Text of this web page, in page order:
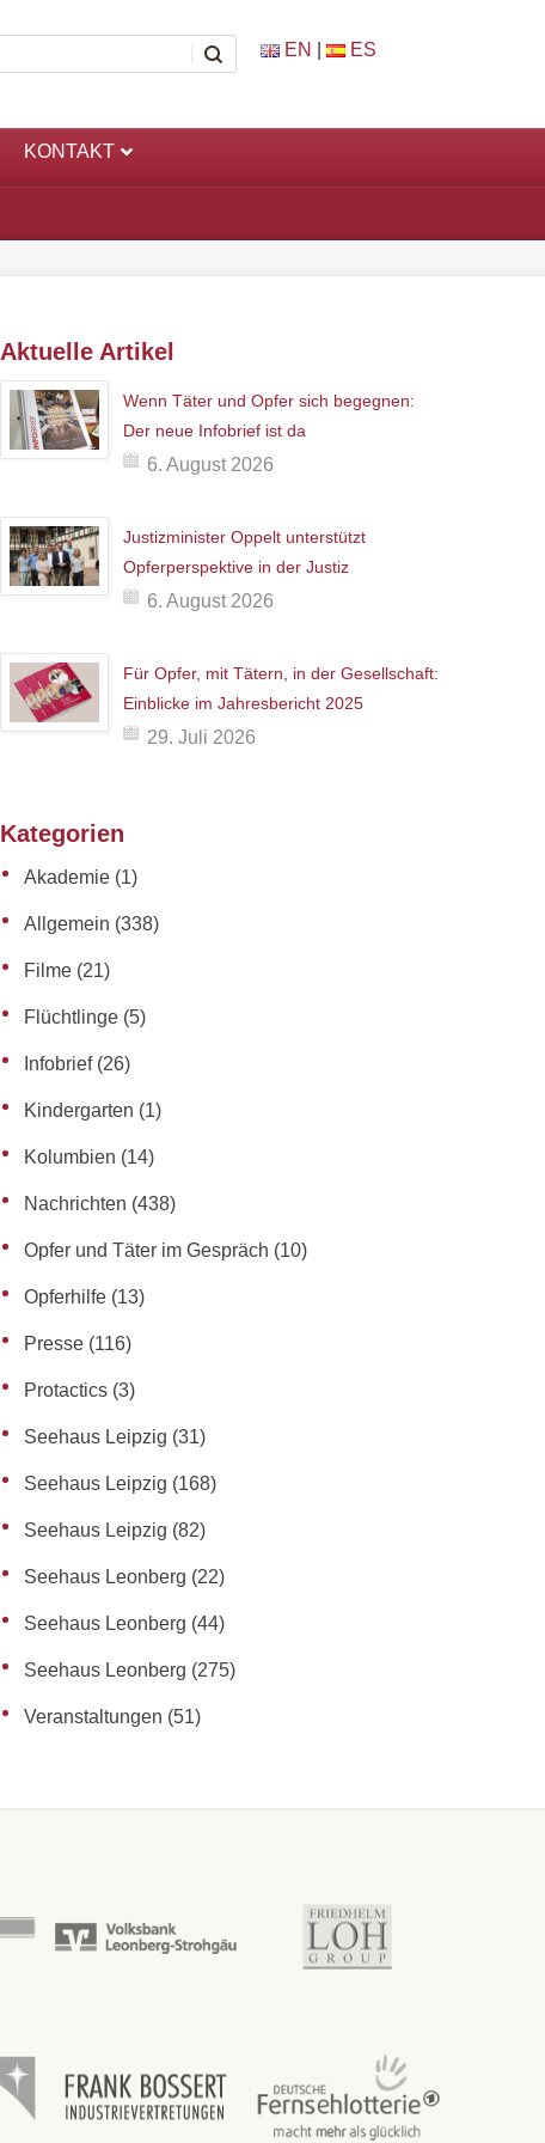
EN ES
KONTAKT
Aktuelle Artikel
Wenn Täter und Opfer sich begegnen:
Der neue Infobrief ist da
6. August 2026
Justizminister Oppelt unterstützt
Opferperspektive in der Justiz
6. August 2026
Für Opfer, mit Tätern, in der Gesellschaft:
Einblicke im Jahresbericht 2025
29. Juli 2026
Kategorien
Akademie (1)
Allgemein (338)
Filme (21)
Flüchtlinge (5)
Infobrief(26)
Kindergarten (1)
Kolumbien (14)
Nachrichten (438)
Opfer und Täter im Gespräch (10)
Opferhilfe (13)
Presse (116)
Protactics (3)
Seehaus Leipzig (31)
Seehaus Leipzig (168)
Seehaus Leipzig (82)
Seehaus Leonberg (22)
Seehaus Leonberg (44)
Seehaus Leonberg (275)
Veranstaltungen (51)